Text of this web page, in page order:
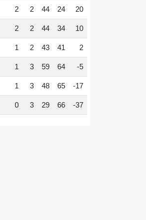
2 2 44 24 20
2 2 44 34 10
1 2 43 41 2
1 3 59 64 -5
1 3 48 65 -17
0 3 29 66 -37